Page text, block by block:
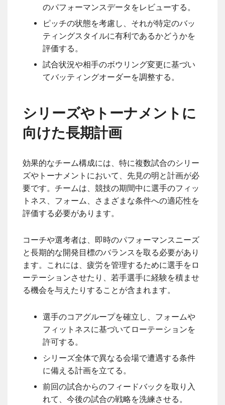
のパフォーマンスデータをレビューする。
ピッチの状態を考慮し、それが特定のバッ
ティングスタイルに有利であるかどうかを
評価する。
試合状況や相手のボウリング変更に基づい
てバッティングオーダーを調整する。
シリーズやトーナメントに
向けた長期計画
効果的なチーム構成には、特に複数試合のシリー
ズやトーナメントにおいて、先見の明と計画が必
要です。チームは、競技の期間中に選手のフィッ
トネス、フォーム、さまざまな条件への適応性を
評価する必要があります。
コーチや選考者は、即時のパフォーマンスニーズ
と長期的な開発目標のバランスを取る必要があり
ます。これには、疲労を管理するために選手をロ
ーテーションさせたり、若手選手に経験を積ませ
る機会を与えたりすることが含まれます。
選手のコアグループを確立し、フォームや
フィットネスに基づいてローテーションを
許可する。
シリーズ全体で異なる会場で遭遇する条件
に備える計画を立てる。
前回の試合からのフィードバックを取り入
れて、今後の試合の戦略を洗練させる。